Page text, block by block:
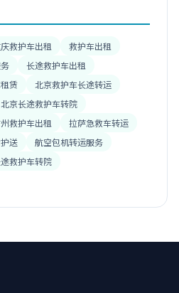
救护车出租
救护车出租
长途救护车出租
赁
北京救护车长途转运
北京长途救护车转院
救护车出租
拉萨急救车转运
送
航空包机转运服务
途救护车转院